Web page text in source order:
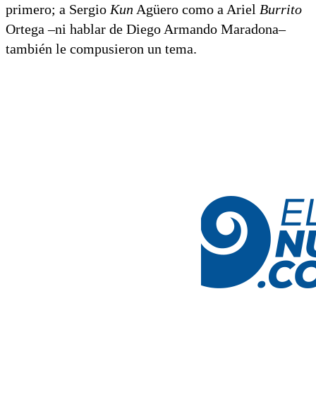
primero; a Sergio Kun Agüero como a Ariel Burrito
Ortega –ni hablar de Diego Armando Maradona–
también le compusieron un tema.